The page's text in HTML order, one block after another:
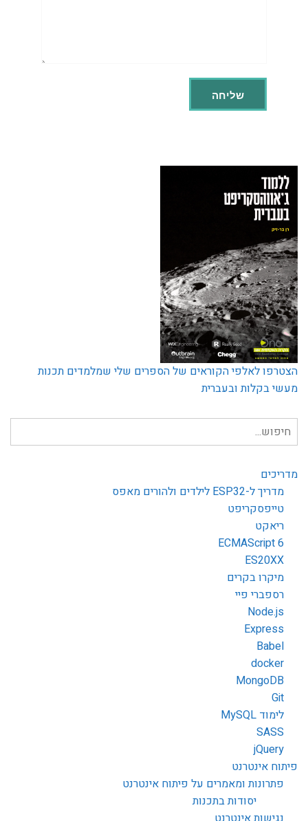
הצטרפו לאלפי הקוראים של הספרים שלי שמלמדים תכנות
מעשי בקלות ובעברית
חיפוש
עבור:
מדריכים
מדריך ל-ESP32 לילדים ולהורים מאפס
טייפסקריפט
ריאקט
ECMAScript 6
ES20XX
מיקרו בקרים
רספברי פיי
Node.js
Express
Babel
docker
MongoDB
Git
לימוד MySQL
SASS
jQuery
פיתוח אינטרנט
פתרונות ומאמרים על פיתוח אינטרנט
יסודות בתכנות